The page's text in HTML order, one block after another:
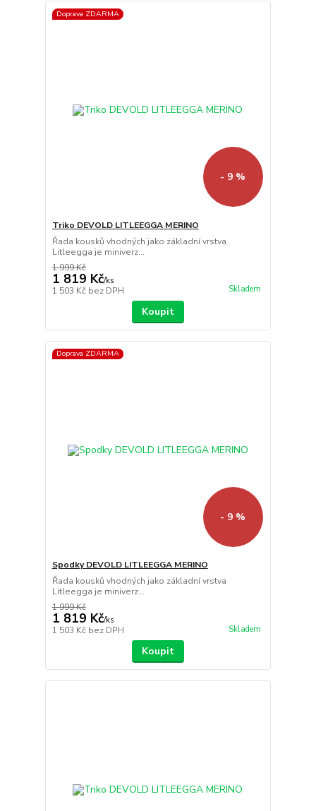
Doprava ZDARMA
- 9 %
Triko DEVOLD LITLEEGGA MERINO
Řada kousků vhodných jako základní vrstva
Litleegga je miniverz...
1 999 Kč
1 819 Kč/ks
1 503 Kč bez DPH Skladem
Koupit
Doprava ZDARMA
- 9 %
Spodky DEVOLD LITLEEGGA MERINO
Řada kousků vhodných jako základní vrstva
Litleegga je miniverz...
1 999 Kč
1 819 Kč/ks
1 503 Kč bez DPH Skladem
Koupit